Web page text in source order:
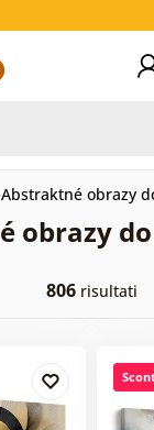
Abstraktné obrazy
obrazy
806risultati